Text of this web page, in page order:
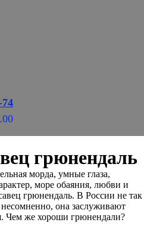
74
грюнендаль
морда, умные глаза,
море обаяния, любви и
грюнендаль. В России не так
она заслуживают
Чем же хороши грюнендали?